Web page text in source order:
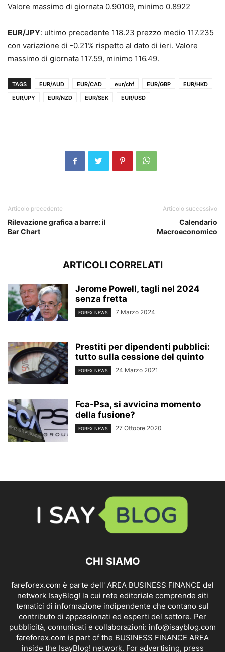
Valore massimo di giornata 0.90109, minimo 0.8922
EUR/JPY: ultimo precedente 118.23 prezzo medio 117.235
con variazione di -0.21% rispetto al dato di ieri. Valore
massimo di giornata 117.59, minimo 116.49.
TAGS EUR/AUD EUR/CAD eur/chf EUR/GBP
EUR/HKD
EUR/JPY
EUR/NZD EUR/SEK EUR/USD
Articolo precedente
Rilevazione grafica a barre: il
Bar Chart
Articolo successivo
Calendario
Macroeconomico
ARTICOLI CORRELATI
Jerome Powell, tagli nel 2024
senza fretta
FOREX NEWS 7 Marzo 2024
Prestiti per dipendenti pubblici:
tutto sulla cessione del quinto
FOREX NEWS 24 Marzo 2021
Fca-Psa, si avvicina momento
della fusione?
FOREX NEWS 27 Ottobre 2020
CHI SIAMO
fareforex.com è parte dell' AREA BUSINESS FINANCE del
network IsayBlog! la cui rete editoriale comprende siti
tematici di informazione indipendente che contano sul
contributo di appassionati ed esperti del settore. Per
pubblicità, comunicati e collaborazioni: info@isayblog.com
fareforex.com is part of the BUSINESS FINANCE AREA
inside the IsayBlog! network. For advertising, press